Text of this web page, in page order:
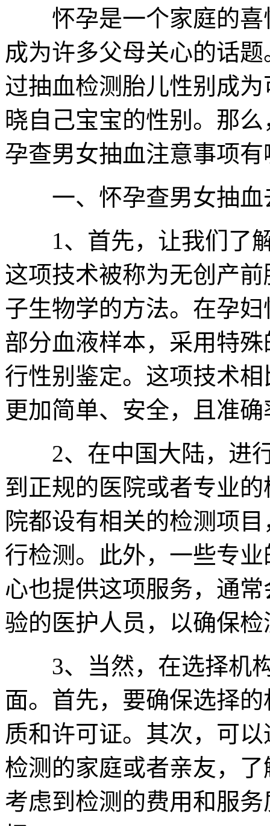
怀孕是一个家庭的喜
成为许多父母关心的话
过抽血检测胎儿性别成
晓自己宝宝的性别。那
孕查男女抽血注意事项有
一、怀孕查男女抽血
1、首先，让我们了解
这项技术被称为无创产
子生物学的方法。在孕
部分血液样本，采用特
行性别鉴定。这项技术
更加简单、安全，且准
2、在中国大陆，进行
到正规的医院或者专业
院都设有相关的检测项
行检测。此外，一些专
心也提供这项服务，通
验的医护人员，以确保
3、当然，在选择机构
面。首先，要确保选择
质和许可证。其次，可
检测的家庭或者亲友，
考虑到检测的费用和服